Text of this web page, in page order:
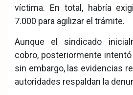
víctima. En total, habría
7.000 para agilizar el trámite.
Aunque el sindicado
cobro, posteriormente
sin embargo, las evidencias
autoridades respaldan la